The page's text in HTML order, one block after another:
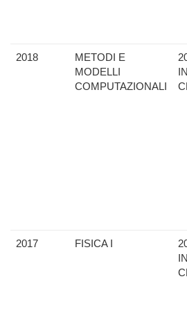
2018
METODI E
MODELLI
COMPUTAZIONALI
2017 FISICA I